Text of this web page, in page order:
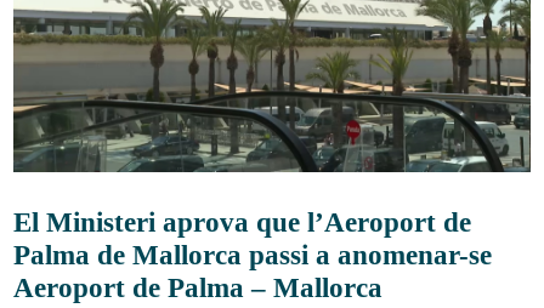
El Ministeri aprova que l’Aeroport de
Palma de Mallorca passi a anomenar-se
Aeroport de Palma – Mallorca